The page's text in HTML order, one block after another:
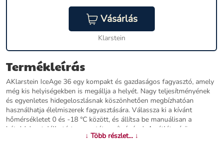
Vásárlás
Klarstein
Termékleírás
AKlarstein IceAge 36 egy kompakt és gazdaságos fagyasztó, amely
még kis helyiségekben is megállja a helyét. Nagy teljesítményének
és egyenletes hidegeloszlásnak köszönhetően megbízhatóan
használhatja élelmiszerek fagyasztására. Válassza ki a kívánt
hőmérsékletet 0 és -18 °C között, és állítsa be manuálisan a
hátoldalon található termosztát segítségével. Az átlátszó üveg
előlapnak és a fehér fényű LED belső világításnak köszönhetően
↓ Több részlet... ↓